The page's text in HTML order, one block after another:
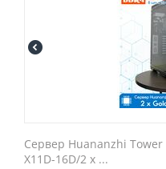
Cервер Huananzhi Tower
X11D-16D/2 x ...